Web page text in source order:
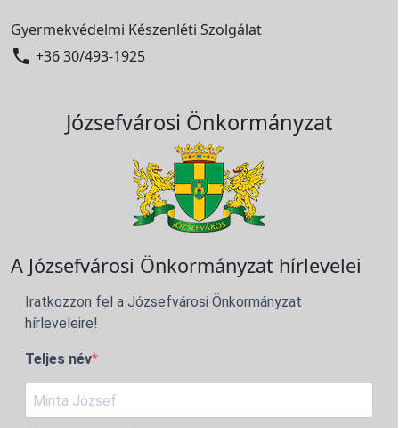
Gyermekvédelmi Készenléti Szolgálat
 +36 30/493-1925
Józsefvárosi Önkormányzat
A Józsefvárosi Önkormányzat hírlevelei
Iratkozzon fel a Józsefvárosi Önkormányzat
hírleveleire!
Teljes név